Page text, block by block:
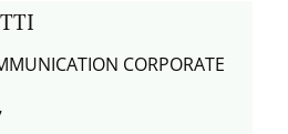
CORPORATE